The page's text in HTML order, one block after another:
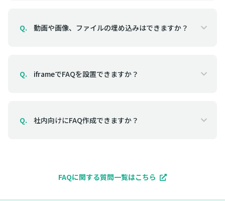
Q. 動画や画像、ファイルの埋め込みはできますか？
Q. iframeでFAQを設置できますか？
Q. 社内向けにFAQ作成できますか？
FAQに関する質問一覧はこちら